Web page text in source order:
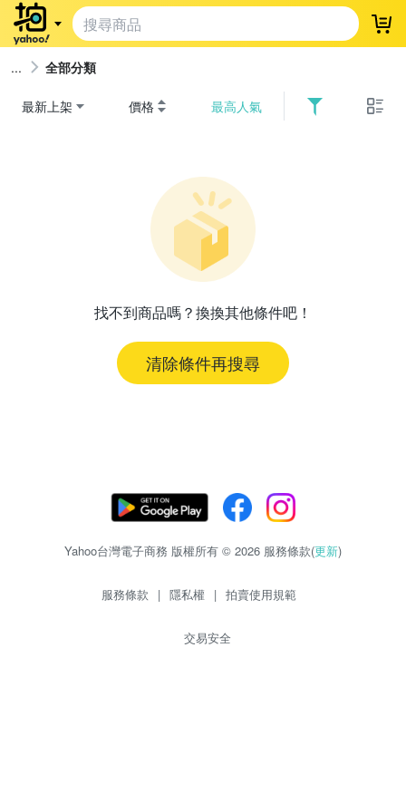
登
全部分類
最新上架 價格 最高人氣
找不到商品嗎？換換其他條件吧！
清除條件再搜尋
Yahoo台灣電子商務 版權所有 © 2026 服務條款(更新)
服務條款 | 隱私權 | 拍賣使用規範
交易安全